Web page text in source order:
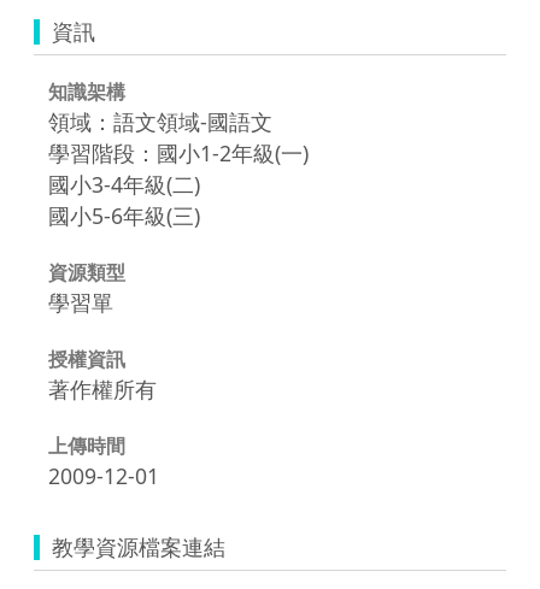
資訊
知識架構
領域：語文領域-國語文
學習階段：國小1-2年級(一)
國小3-4年級(二)
國小5-6年級(三)
資源類型
學習單
授權資訊
著作權所有
上傳時間
2009-12-01
教學資源檔案連結